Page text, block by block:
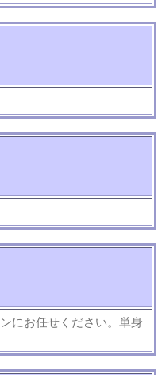
にお任せください。単身